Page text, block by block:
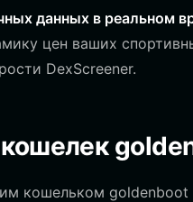
данных в реальном
цен ваших
DexScreener.
кошельком